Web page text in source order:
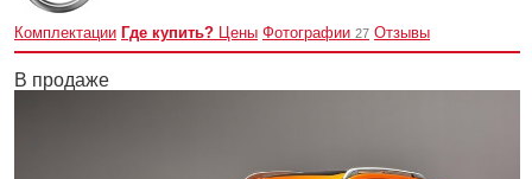
Комплектации Где купить? Цены Фотографии 27 Отзывы
В продаже